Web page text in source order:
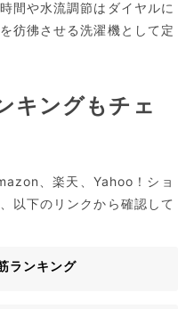
間や水流調節はダイヤルに
彷彿させる洗濯機として定
キングもチェ
、楽天、Yahoo！ショ
以下のリンクから確認して
ランキング